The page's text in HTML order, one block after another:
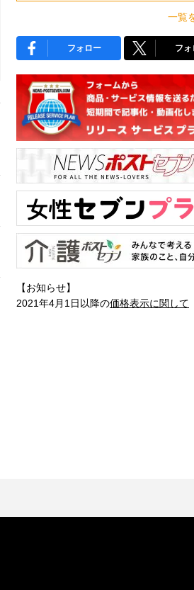
一覧
フォロー フォ
【お知らせ】
2021年4月1日以降の価格表示に関して